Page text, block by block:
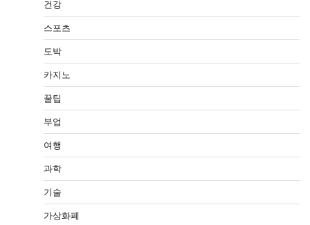
건강
스포츠
도박
카지노
꿀팁
부업
여행
과학
기술
가상화폐